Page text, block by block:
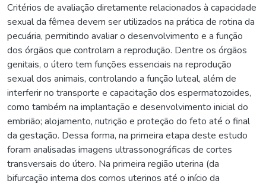
Critérios de avaliação diretamente relacionados à capacidade
sexual da fêmea devem ser utilizados na prática de rotina da
pecuária, permitindo avaliar o desenvolvimento e a função
dos órgãos que controlam a reprodução. Dentre os órgãos
genitais, o útero tem funções essenciais na reprodução
sexual dos animais, controlando a função luteal, além de
interferir no transporte e capacitação dos espermatozoides,
como também na implantação e desenvolvimento inicial do
embrião; alojamento, nutrição e proteção do feto até o final
da gestação. Dessa forma, na primeira etapa deste estudo
foram analisadas imagens ultrassonográficas de cortes
transversais do útero. Na primeira região uterina (da
bifurcação interna dos cornos uterinos até o início da